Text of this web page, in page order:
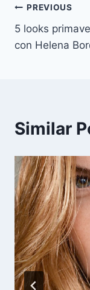
de
PREVIOUS
5 looks
con Helena
Similar